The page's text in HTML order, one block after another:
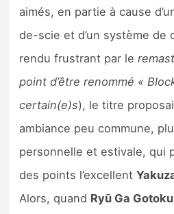
Previews
Précommandes
Précommandes jeux
Sorties de jeux
Bons plans
aimés, en partie à cause
de-scie et d’un système de
rendu frustrant par le
point d’être renommé «
certain(e)s), le titre
ambiance peu commune,
personnelle et estivale, qui
des points l’excellent
Alors, quand Ryū Ga